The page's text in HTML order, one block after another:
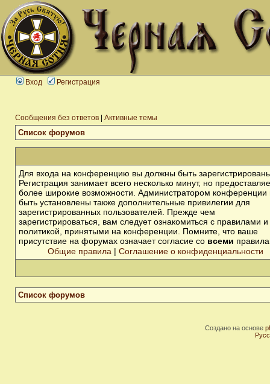
Вход Регистрация
Сообщения без ответов Активные темы
Список форумов
Для входа на конференцию вы должны быть
Регистрация занимает всего несколько минут, но
более широкие возможности. Администратором конференции
быть установлены также дополнительные привилегии для
зарегистрированных пользователей. Прежде чем
зарегистрироваться, вам следует ознакомиться с правилами и
политикой, принятыми на конференции. Помните, что ваше
присутствие на форумах означает согласие со всеми
Общие правила | Соглашение о конфиденциальности
Список форумов
Создано на основе